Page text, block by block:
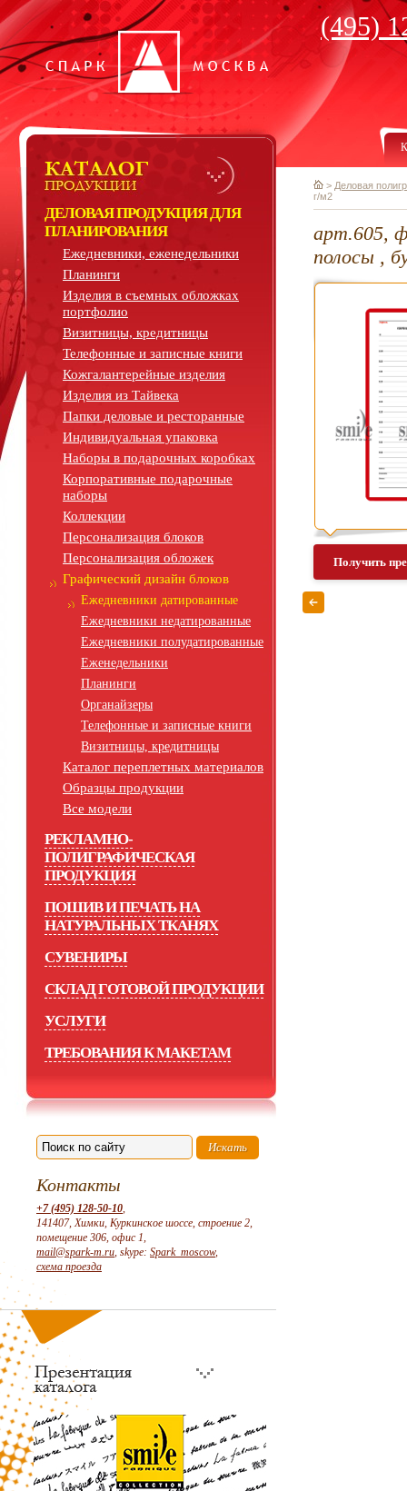
(495)
ДЕЛОВАЯ ПРОДУКЦИЯ ДЛЯ
ПЛАНИРОВАНИЯ
Ежедневники, еженедельники
Планинги
Изделия в съемных обложках
портфолио
Визитницы, кредитницы
Телефонные и записные книги
Кожгалантерейные изделия
Изделия из Тайвека
Папки деловые и ресторанные
Индивидуальная упаковка
Наборы в подарочных коробках
Корпоративные подарочные
наборы
Коллекции
Персонализация блоков
Персонализация обложек
Графический дизайн блоков
Ежедневники датированные
Ежедневники недатированные
Ежедневники полудатированные
Еженедельники
Планинги
Органайзеры
Телефонные и записные книги
Визитницы, кредитницы
Каталог переплетных материалов
Образцы продукции
Все модели
РЕКЛАМНО-
ПОЛИГРАФИЧЕСКАЯ
ПРОДУКЦИЯ
ПОШИВ И ПЕЧАТЬ НА
НАТУРАЛЬНЫХ ТКАНЯХ
СУВЕНИРЫ
СКЛАД ГОТОВОЙ ПРОДУКЦИИ
УСЛУГИ
ТРЕБОВАНИЯ К МАКЕТАМ
Контакты
+7 (495) 128-50-10,
141407, Химки, Куркинское шоссе, строение 2,
помещение 306, офис 1,
mail@spark-m.ru, skype: Spark_moscow,
схема проезда
> Деловая
г/м2
арт.605,
полосы ,
Получить